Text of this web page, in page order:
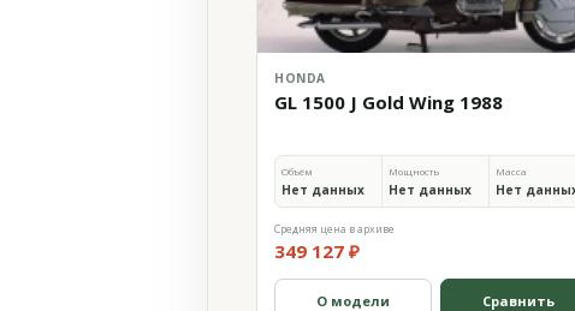
HONDA
GL 1500 J Gold Wing 1988
Объём
Нет данных
Мощность
Нет данных
Масса
Нет
Средняя цена в архиве
349 127 ₽
О модели Сравнить